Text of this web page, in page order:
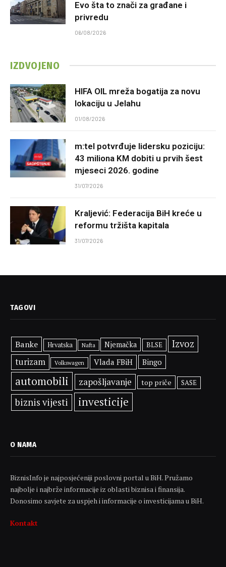
Evo šta to znači za građane i
privredu
06/08/2026
IZDVOJENO
HIFA OIL mreža bogatija za novu
lokaciju u Jelahu
01/08/2026
m:tel potvrđuje lidersku poziciju:
43 miliona KM dobiti u prvih šest
mjeseci 2026. godine
31/07/2026
Kraljević: Federacija BiH kreće u
reformu tržišta kapitala
31/07/2026
TAGOVI
Banke Hrvatska Nafta Njemačka BLSE Izvoz
turizam Volkswagen Vlada FBiH Bingo
automobili zapošljavanje top priče SASE
biznis vijesti investicije
O NAMA
BiznisInfo je najposjećeniji poslovni portal u BiH. Pružamo
najbolje i najbrže informacije iz oblasti biznisa i finansija.
Donosimo savjete za uspjeh i informacije o investicijama u BiH.
Kontakt